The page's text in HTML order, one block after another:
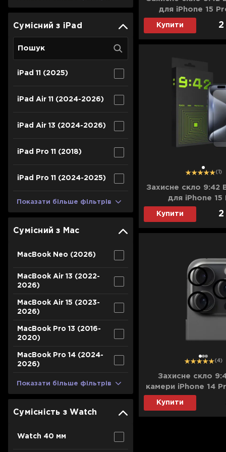
Засоби для чистки
Показати все
Для телевізорів
Для проекторів
Для 3D-принтерів
Для принтерів
Для кавомашин
Для кухні
Для пилососів
Сумісний з iPad
iPad 11 (2025)
iPad Air 11 (2024-2026)
iPad Air 13 (2024-2026)
iPad Pro 11 (2018)
iPad Pro 11 (2024-2025)
Показати більше фільтрів
Сумісний з Mac
MacBook Neo (2026)
MacBook Air 13 (2022-
2026)
MacBook Air 15 (2023-
2026)
MacBook Pro 13 (2016-
2020)
MacBook Pro 14 (2024-
2026)
Показати більше фільтрів
Сумісність з Watch
Watch 40 мм
для iPhone 15
Купити 2
1 (1)
Захисне скло 9:42
для iPhone 15
Купити 2
12 3 (4)
Захисне скло
камери iPhone 14
Max (Clear)
Купити